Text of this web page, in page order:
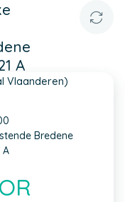
A
Vlaanderen)
Bredene
A